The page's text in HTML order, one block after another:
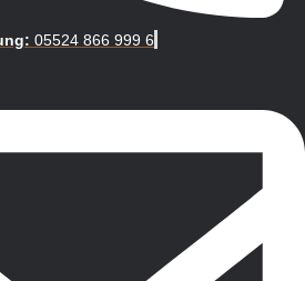
05524 866 999 6